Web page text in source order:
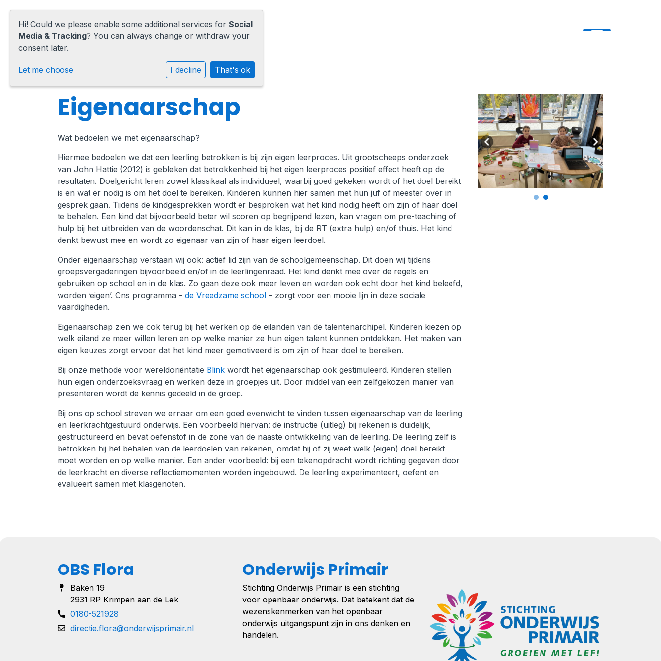
Home
Onze school
Praktische informatie
Medezeggenschap
Vacatures
Ik zoek een school
Eigenaarschap
Wat bedoelen we met eigenaarschap?
Hiermee bedoelen we dat een leerling betrokken is bij zijn eigen leerproces. Uit grootscheeps onderzoek
van John Hattie (2012) is gebleken dat betrokkenheid bij het eigen leerproces positief effect heeft op de
resultaten. Doelgericht leren zowel klassikaal als individueel, waarbij goed gekeken wordt of het doel bereikt
is en wat er nodig is om het doel te bereiken. Kinderen kunnen hier samen met hun juf of meester over in
gesprek gaan. Tijdens de kindgesprekken wordt er besproken wat het kind nodig heeft om zijn of haar doel
te behalen. Een kind dat bijvoorbeeld beter wil scoren op begrijpend lezen, kan vragen om pre-teaching of
hulp bij het uitbreiden van de woordenschat. Dit kan in de klas, bij de RT (extra hulp) en/of thuis. Het kind
denkt bewust mee en wordt zo eigenaar van zijn of haar eigen leerdoel.
Onder eigenaarschap verstaan wij ook: actief lid zijn van de schoolgemeenschap. Dit doen wij tijdens
groepsvergaderingen bijvoorbeeld en/of in de leerlingenraad. Het kind denkt mee over de regels en
gebruiken op school en in de klas. Zo gaan deze ook meer leven en worden ook echt door het kind beleefd,
worden ‘eigen’. Ons programma – de Vreedzame school – zorgt voor een mooie lijn in deze sociale
vaardigheden.
Eigenaarschap zien we ook terug bij het werken op de eilanden van de talentenarchipel. Kinderen kiezen op
welk eiland ze meer willen leren en op welke manier ze hun eigen talent kunnen ontdekken. Het maken van
eigen keuzes zorgt ervoor dat het kind meer gemotiveerd is om zijn of haar doel te bereiken.
Bij onze methode voor wereldoriëntatie Blink wordt het eigenaarschap ook gestimuleerd. Kinderen stellen
hun eigen onderzoeksvraag en werken deze in groepjes uit. Door middel van een zelfgekozen manier van
presenteren wordt de kennis gedeeld in de groep.
Bij ons op school streven we ernaar om een goed evenwicht te vinden tussen eigenaarschap van de leerling
en leerkrachtgestuurd onderwijs. Een voorbeeld hiervan: de instructie (uitleg) bij rekenen is duidelijk,
gestructureerd en bevat oefenstof in de zone van de naaste ontwikkeling van de leerling. De leerling zelf is
betrokken bij het behalen van de leerdoelen van rekenen, omdat hij of zij weet welk (eigen) doel bereikt
moet worden en op welke manier. Een ander voorbeeld: bij een tekenopdracht wordt richting gegeven door
de leerkracht en diverse reflectiemomenten worden ingebouwd. De leerling experimenteert, oefent en
evalueert samen met klasgenoten.
OBS Flora
Baken 19
2931 RP Krimpen aan de Lek
0180-521928
directie.flora@onderwijsprimair.nl
Onderwijs Primair
Stichting Onderwijs Primair is een stichting
voor openbaar onderwijs. Dat betekent dat de
wezenskenmerken van het openbaar
onderwijs uitgangspunt zijn in ons denken en
handelen.
Hi! Could we please enable some additional services for Social
Media & Tracking? You can always change or withdraw your
consent later.
Let me choose I decline That's ok